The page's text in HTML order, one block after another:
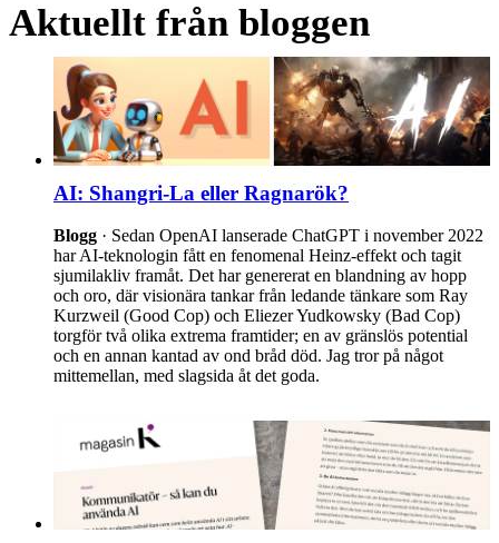
Aktuellt från bloggen
AI: Shangri-La eller Ragnarök?
Blogg · Sedan OpenAI lanserade ChatGPT i november 2022
har AI-teknologin fått en fenomenal Heinz-effekt och tagit
sjumilakliv framåt. Det har genererat en blandning av hopp
och oro, där visionära tankar från ledande tänkare som Ray
Kurzweil (Good Cop) och Eliezer Yudkowsky (Bad Cop)
torgför två olika extrema framtider; en av gränslös potential
och en annan kantad av ond bråd död. Jag tror på något
mittemellan, med slagsida åt det goda.